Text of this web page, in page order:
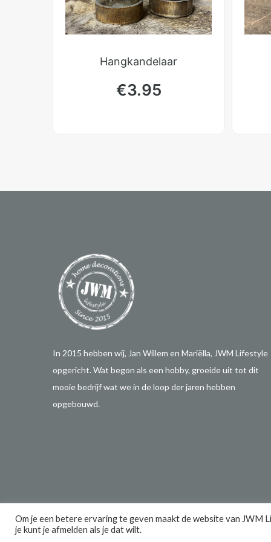
Hangkandelaar
€3.95
In 2015 hebben wij, Jan Willem en Mariëlla, JWM Lifestyle
opgericht. Wat begon als een hobby, groeide uit tot dit
mooie bedrijf wat we in de loop der jaren hebben
opgebouwd.
Om je een betere ervaring te geven maakt de website van JWM
je kunt je afmelden als je dat wilt.